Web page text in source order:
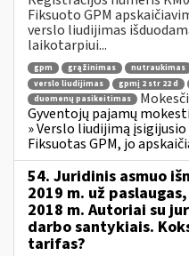
Fiksuoto GPM
verslo liudijimas
laikotarpiui...
gpm grąžinimas nutraukimas
verslo liudijimas
gpmį 2 str 22 d
duomenų pasikeitimas
Gyventojų pajamų
» Verslo liudijimą
Fiksuotas GPM, jo
54. Juridinis asmuo
2019 m. už
2018 m. Autoriai su
darbo santykiais.
tarifas?